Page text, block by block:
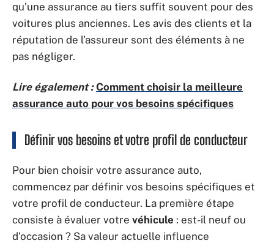
qu’une assurance au tiers suffit souvent pour des
voitures plus anciennes. Les avis des clients et la
réputation de l’assureur sont des éléments à ne
pas négliger.
Lire également : Comment choisir la meilleure
assurance auto pour vos besoins spécifiques
Définir vos besoins et votre profil de conducteur
Pour bien choisir votre assurance auto,
commencez par définir vos besoins spécifiques et
votre profil de conducteur. La première étape
consiste à évaluer votre véhicule : est-il neuf ou
d’occasion ? Sa valeur actuelle influence